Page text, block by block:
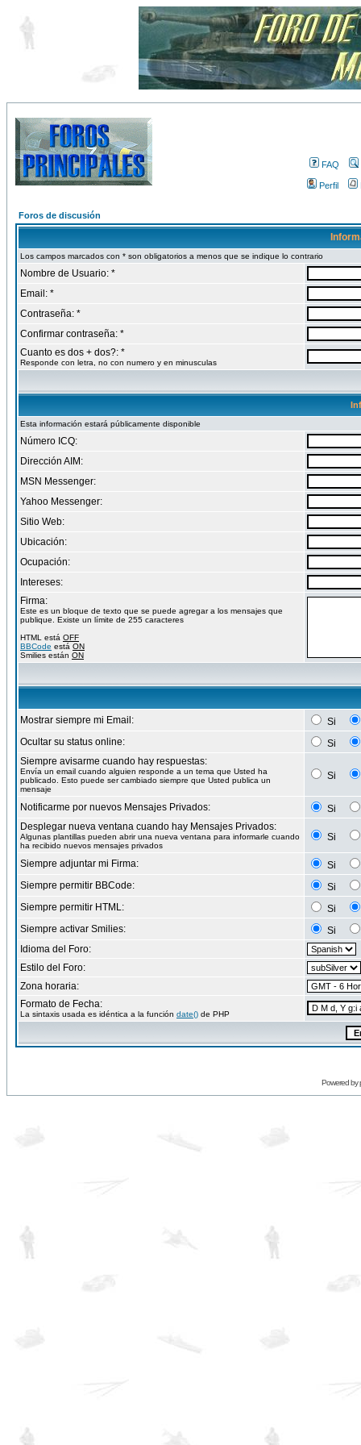
FAQ
Perfil
Foros de discusión
Los campos marcados con * son obligatorios a menos que se indique lo contrario
Nombre de Usuario: *
Email: *
Contraseña: *
Confirmar contraseña: *
Cuanto es dos + dos?: *
Responde con letra, no con numero y en minusculas
Esta información estará públicamente disponible
Número ICQ:
Dirección AIM:
MSN Messenger:
Yahoo Messenger:
Sitio Web:
Ubicación:
Ocupación:
Intereses:
Firma:
Este es un bloque de texto que se puede agregar a los mensajes que
publique. Existe un límite de 255 caracteres
HTML está OFF
BBCode está ON
Smilies están ON
Mostrar siempre mi Email:
Si
Ocultar su status online:
Si
Siempre avisarme cuando hay respuestas:
Envía un email cuando alguien responde a un tema que Usted ha
publicado. Esto puede ser cambiado siempre que Usted publica un
mensaje
Si
Notificarme por nuevos Mensajes Privados:
Si
Desplegar nueva ventana cuando hay Mensajes Privados:
Algunas plantillas pueden abrir una nueva ventana para informarle cuando
ha recibido nuevos mensajes privados
Si
Siempre adjuntar mi Firma:
Si
Siempre permitir BBCode:
Si
Siempre permitir HTML:
Si
Siempre activar Smilies:
Si
Idioma del Foro:
Estilo del Foro:
Zona horaria:
Formato de Fecha:
La sintaxis usada es idéntica a la función date() de PHP
Powered by